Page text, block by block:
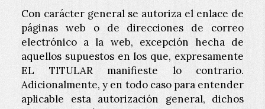
Con carácter general se autoriza el enlace de
páginas web o de direcciones de correo
electrónico a la web, excepción hecha de
aquellos supuestos en los que, expresamente
EL TITULAR manifieste lo contrario.
Adicionalmente, y en todo caso para entender
aplicable esta autorización general, dichos